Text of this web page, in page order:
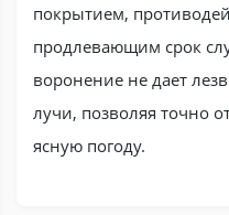
покрытием,
продлевающим срок
воронение не дает
лучи, позволяя точно
ясную погоду.